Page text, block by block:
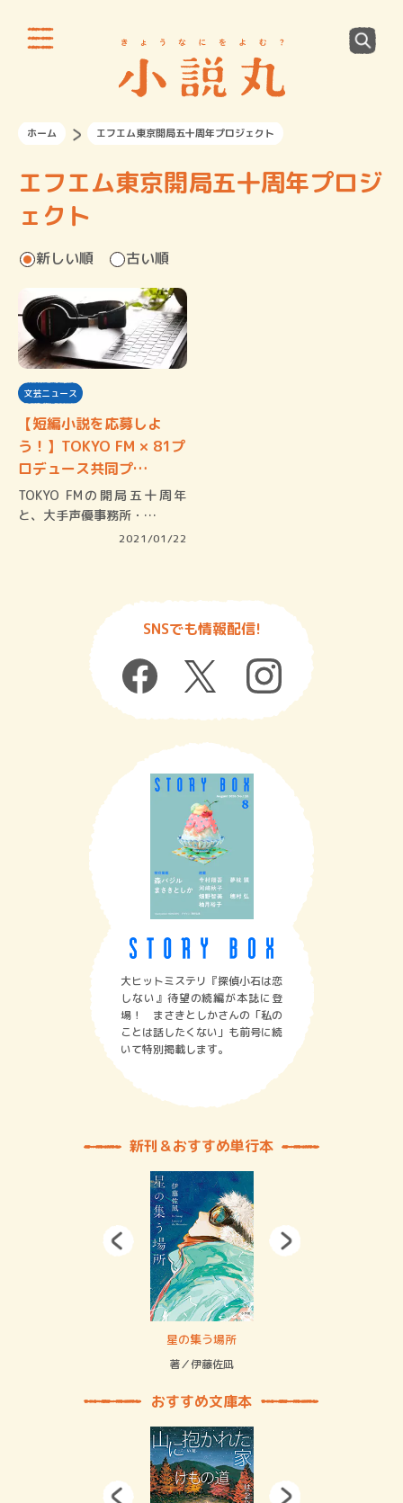
ホーム エフエム東京開局五十周年プロジェクト
エフエム東京開局五十周年プロジ
ェクト
新しい順 古い順
文芸ニュース
【短編小説を応募しよ
う！】TOKYO FM × 81プ
ロデュース共同プ…
TOKYO FMの開局五十周年
と、大手声優事務所・…
2021/01/22
SNSでも情報配信!
大ヒットミステリ『探偵小石は恋
しない』待望の続編が本誌に登
場！ まさきとしかさんの「私の
ことは話したくない」も前号に続
いて特別掲載します。
新刊＆おすすめ単行本
星の集う場所
著／伊藤佐凪
おすすめ文庫本